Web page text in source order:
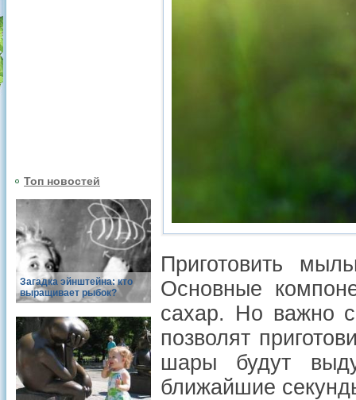
Топ новостей
Загадка эйнштейна: кто
выращивает рыбок?
Приготовить
Основные
сахар. Но важно
позволят
шары будут
ближайшие